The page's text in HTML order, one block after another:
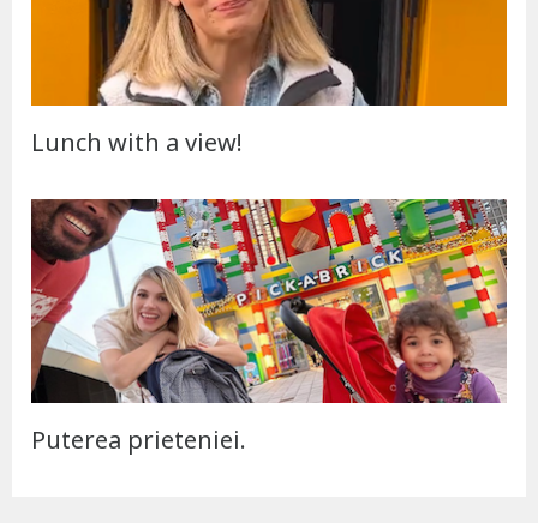
Lunch with a view!
Puterea prieteniei.